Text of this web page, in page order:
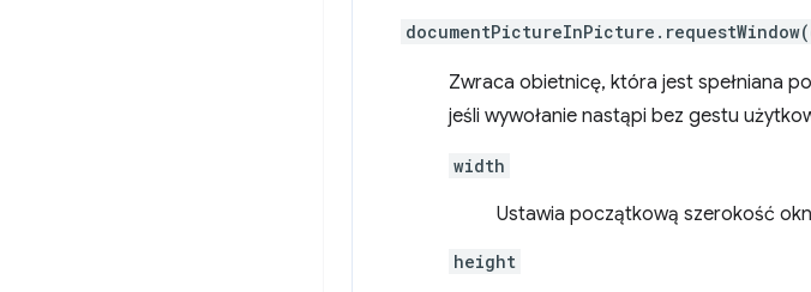
Zwraca obietnicę, która jest spełniana
jeśli wywołanie nastąpi bez gestu
width
Ustawia początkową szerokość
height